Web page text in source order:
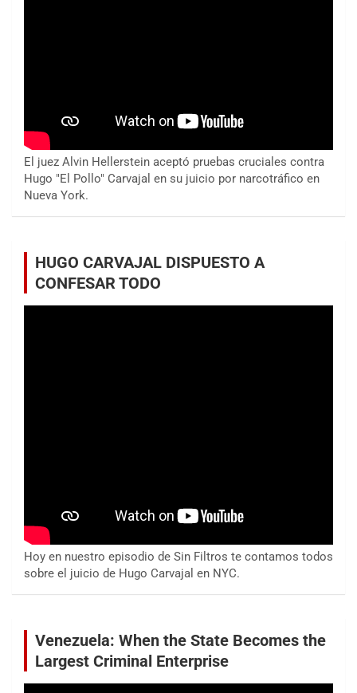
El juez Alvin Hellerstein aceptó pruebas cruciales contra
Hugo "El Pollo" Carvajal en su juicio por narcotráfico en
Nueva York.
HUGO CARVAJAL DISPUESTO A
CONFESAR TODO
Hoy en nuestro episodio de Sin Filtros te contamos todos
sobre el juicio de Hugo Carvajal en NYC.
Venezuela: When the State Becomes the
Largest Criminal Enterprise